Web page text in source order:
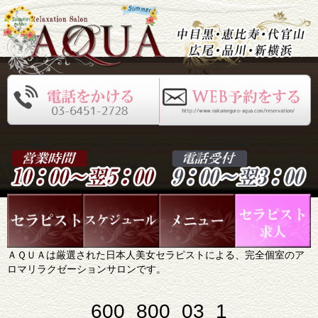
ＡＱＵＡは厳選された日本人美女セラピストによる、完全個室のア
ロマリラクゼーションサロンです。
600_800_03_1